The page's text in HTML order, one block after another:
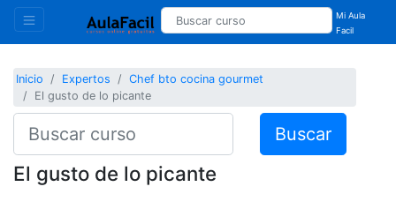
Mi Aula
Facil
Inicio Expertos
Chef bto cocina gourmet
El gusto de lo picante
Buscar
El gusto de lo picante